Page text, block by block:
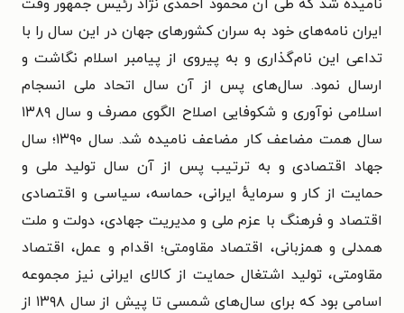
نامیده شد که طی آن محمود احمدی نژاد رئیس جمهور وقت
ایران نامه‌های خود به سران کشورهای جهان در این سال را با
تداعی این نام‌گذاری و به پیروی از پیامبر اسلام نگاشت و
ارسال نمود. سال‌های پس از آن سال اتحاد ملی انسجام
اسلامی نوآوری و شکوفایی اصلاح الگوی مصرف و سال ۱۳۸۹
سال همت مضاعف کار مضاعف نامیده شد. سال ۱۳۹۰؛ سال
جهاد اقتصادی و به ترتیب پس از آن سال تولید ملی و
حمایت از کار و سرمایهٔ ایرانی، حماسه، سیاسی و اقتصادی
اقتصاد و فرهنگ با عزم ملی و مدیریت جهادی، دولت و ملت
همدلی و همزبانی، اقتصاد مقاومتی؛ اقدام و عمل، اقتصاد
مقاومتی، تولید اشتغال حمایت از کالای ایرانی نیز مجموعه
اسامی بود که برای سال‌های شمسی تا پیش از
سال ۱۳۹۸ از